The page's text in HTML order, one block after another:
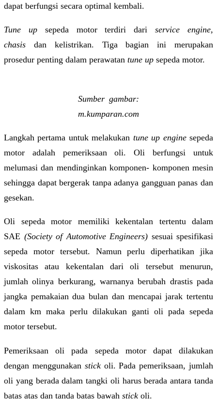
dapat berfungsi secara optimal kembali.
Tune up sepeda motor terdiri dariservice engine,
chasis dan kelistrikan. Tiga bagian ini merupakan
prosedur penting dalam perawatan tune up sepeda motor.
Sumber gambar:
m.kumparan.com
Langkah pertama untuk melakukan tune up enginesepeda
motor adalah pemeriksaan oli. Oli berfungsi untuk
melumasi dan mendinginkan komponen- komponen mesin
sehingga dapat bergerak tanpa adanya gangguan panas dan
gesekan.
Oli sepeda motor memiliki kekentalan tertentu dalam
SAE (Society of Automotive Engineers) sesuai spesifikasi
sepeda motor tersebut. Namun perlu diperhatikan jika
viskositas atau kekentalan dari oli tersebut menurun,
jumlah olinya berkurang, warnanya berubah drastis pada
jangka pemakaian dua bulan dan mencapai jarak tertentu
dalam km maka perlu dilakukan ganti oli pada sepeda
motor tersebut.
Pemeriksaan oli pada sepeda motor dapat dilakukan
dengan menggunakan stick oli. Pada pemeriksaan, jumlah
oli yang berada dalam tangki oli harus berada antara tanda
batas atas dan tanda batas bawah stick oli.